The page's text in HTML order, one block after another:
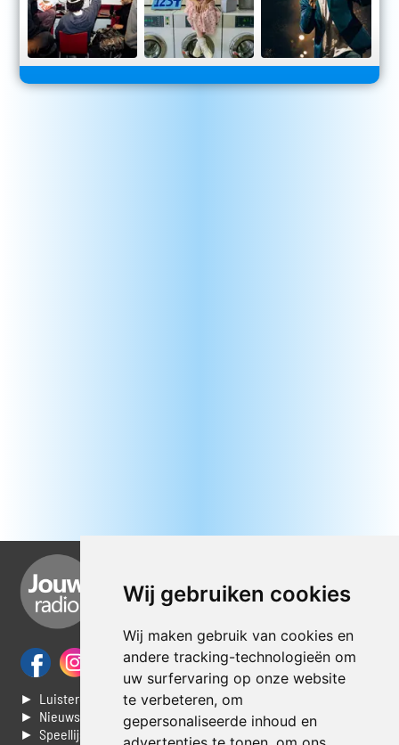
Wij gebruiken cookies
Wij maken gebruik van cookies en
andere tracking-technologieën om
uw surfervaring op onze website
te verbeteren, om
gepersonaliseerde inhoud en
► Luisteren naar Jouwradio
► Nieuws
► Speellijst